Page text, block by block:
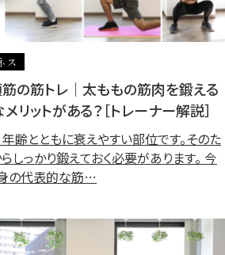
ス
の筋トレ｜太ももの筋肉を鍛える
メリットがある？［トレーナー解説］
齢とともに衰えやすい部位です。そのた
しっかり鍛えておく必要があります。 今
の代表的な筋…